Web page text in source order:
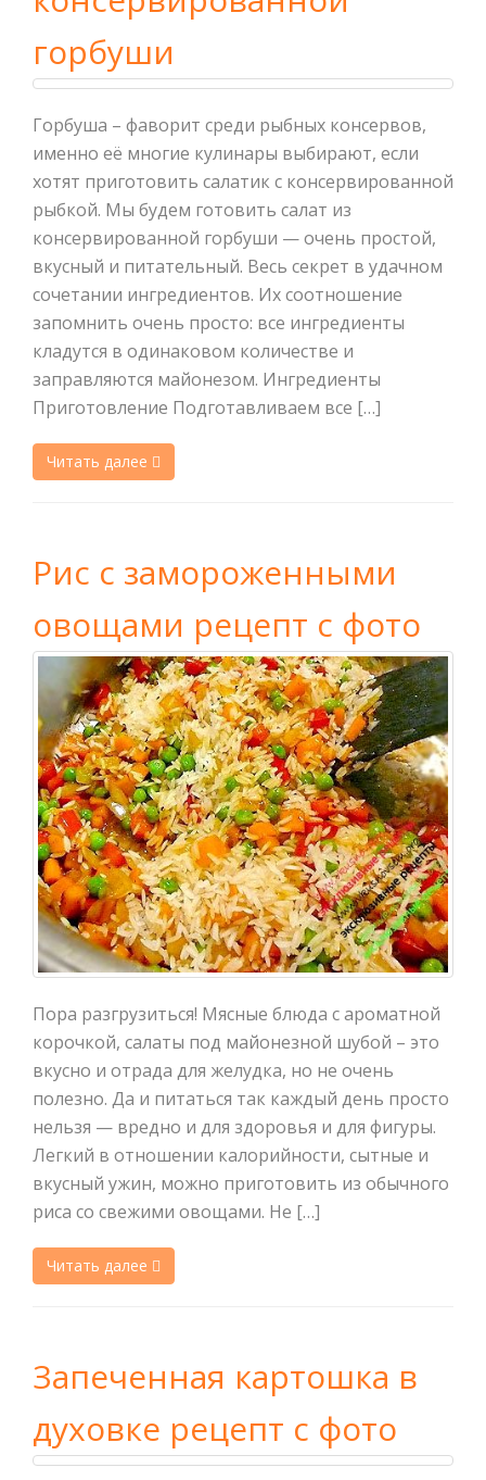
горбуши
Горбуша – фаворит среди рыбных консервов,
именно её многие кулинары выбирают, если
хотят приготовить салатик с консервированной
рыбкой. Мы будем готовить салат из
консервированной горбуши — очень простой,
вкусный и питательный. Весь секрет в удачном
сочетании ингредиентов. Их соотношение
запомнить очень просто: все ингредиенты
кладутся в одинаковом количестве и
заправляются майонезом. Ингредиенты
Приготовление Подготавливаем все […]
Читать далее
Рис с замороженными
овощами рецепт с фото
Пора разгрузиться! Мясные блюда с ароматной
корочкой, салаты под майонезной шубой – это
вкусно и отрада для желудка, но не очень
полезно. Да и питаться так каждый день просто
нельзя — вредно и для здоровья и для фигуры.
Легкий в отношении калорийности, сытные и
вкусный ужин, можно приготовить из обычного
риса со свежими овощами. Не […]
Читать далее
Запеченная картошка в
духовке рецепт с фото